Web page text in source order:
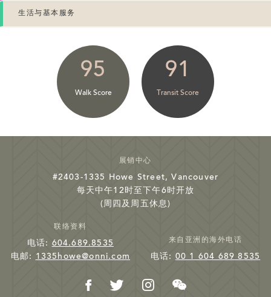
生活与基本服务
95
Walk Score
91
Transit Score
展销中心
#2403-1335 Howe Street, Vancouver
每天中午12时至下午6时开放
(周四及周五休息)
联络资料
电话: 604.689.8535
电邮:
1335howe@onni.com
来自亚洲的海外电话
电话: 00 1 604 689 8535